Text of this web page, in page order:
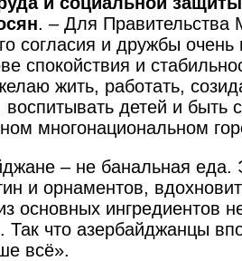
. – Для Правительства
согласия и дружбы
спокойствия и
жить, работать,
воспитывать детей и быть
многонациональном
– не банальная еда.
и орнаментов,
основных ингредиентов
Так что азербайджанцы
всё».